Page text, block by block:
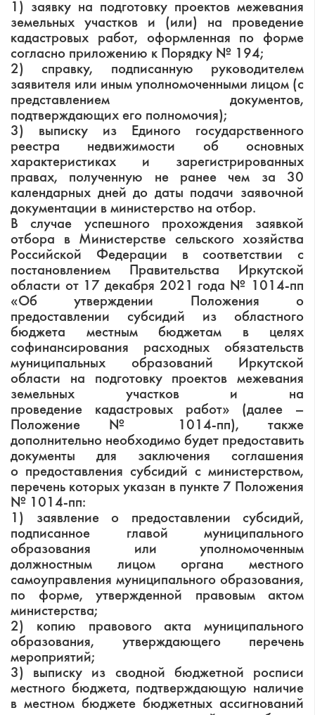
1) заявку на подготовку проектов межевания
земельных участков и (или) на проведение
кадастровых работ, оформленная по форме
согласно приложению к Порядку № 194;
2) справку, подписанную руководителем
заявителя или иным уполномоченными лицом (с
представлением документов,
подтверждающих его полномочия);
3) выписку из Единого государственного
реестра недвижимости об основных
характеристиках и зарегистрированных
правах, полученную не ранее чем за 30
календарных дней до даты подачи заявочной
документации в министерство на отбор.
В случае успешного прохождения заявкой
отбора в Министерстве сельского хозяйства
Российской Федерации в соответствии с
постановлением Правительства Иркутской
области от 17 декабря 2021 года № 1014-пп
«Об утверждении Положения о
предоставлении субсидий из областного
бюджета местным бюджетам в целях
софинансирования расходных обязательств
муниципальных образований Иркутской
области на подготовку проектов межевания
земельных участков и на
проведение кадастровых работ» (далее –
Положение № 1014-пп), также
дополнительно необходимо будет предоставить
документы для заключения соглашения
о предоставления субсидий с министерством,
перечень которых указан в пункте 7 Положения
№ 1014-пп:
1) заявление о предоставлении субсидий,
подписанное главой муниципального
образования или уполномоченным
должностным лицом органа местного
самоуправления муниципального образования,
по форме, утвержденной правовым актом
министерства;
2) копию правового акта муниципального
образования, утверждающего перечень
мероприятий;
3) выписку из сводной бюджетной росписи
местного бюджета, подтверждающую наличие
в местном бюджете бюджетных ассигнований